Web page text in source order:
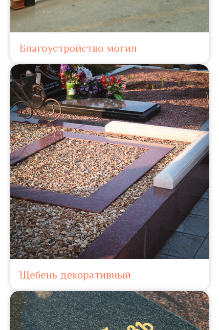
Благоустройство могил
Щебень декоративный